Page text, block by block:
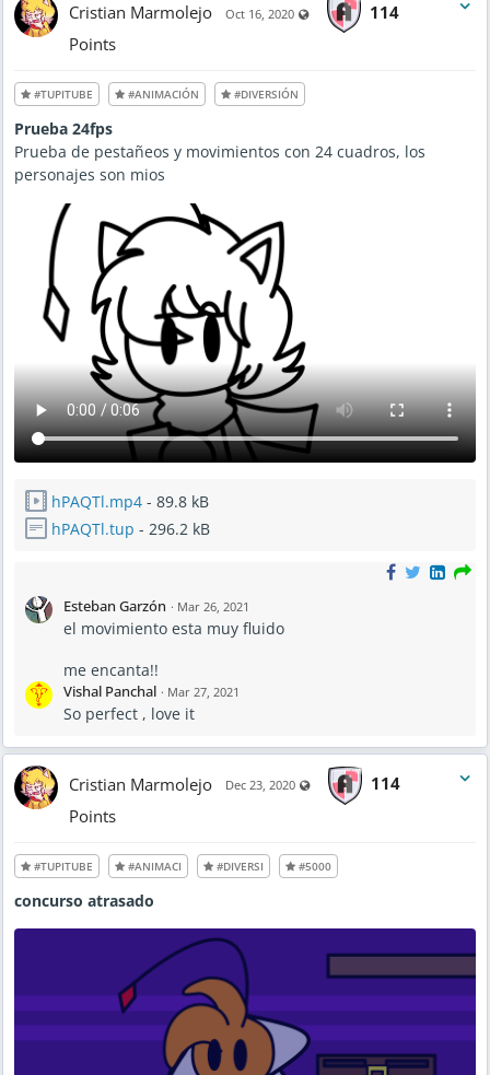
M
a
y
:
3
t
e
2
7
,
1
Cristian Marmolejo Oct 16, 2020 Visible also to unregistered
114
Points
#TUPITUBE #ANIMACIÓN #DIVERSIÓN
Prueba 24fps
Prueba de pestañeos y movimientos con 24 cuadros, los
personajes son mios
hPAQTl.mp4 - 89.8 kB
hPAQTl.tup - 296.2 kB
Esteban Garzón · Mar 26, 2021
el movimiento esta muy fluido
me encanta!!
Vishal Panchal · Mar 27, 2021
So perfect , love it
Cristian Marmolejo Dec 23, 2020 Visible also to unregistered
114
Points
#TUPITUBE #ANIMACI #DIVERSI #5000
concurso atrasado